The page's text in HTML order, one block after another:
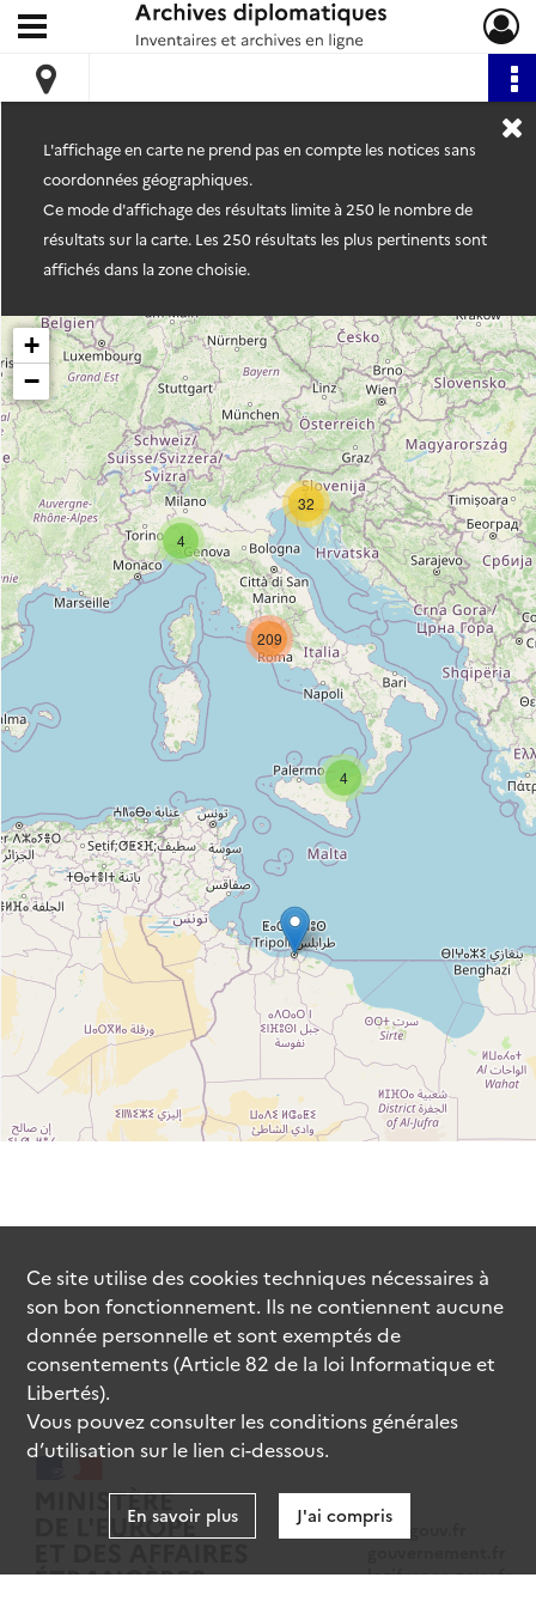
Archives diplomatiques
Ouvrir le menu déroulant
L'affichage en carte ne prend pas en compte les notices sans
coordonnées géographiques.
Ce mode d'affichage des résultats limite à 250 le nombre de
résultats sur la carte. Les 250 résultats les plus pertinents sont
affichés dans la zone choisie.
4
4
32
209
+
−
data.gouv.fr
legifrance.gouv.fr
Ce site utilise descookiestechniques nécessaires à
son bon fonctionnement. Ils ne contiennent aucune
donnée personnelle et sont exemptés de
consentements (Article 82 de la loi Informatique et
Libertés).
Vous pouvez consulter les conditions générales
d’utilisation sur le lien ci-dessous.
En savoir plus J'ai compris